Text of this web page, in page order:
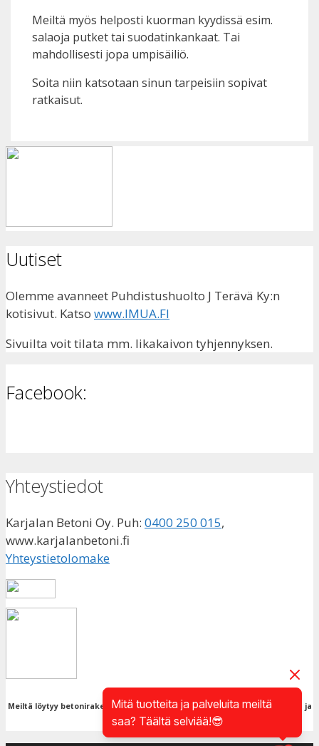
Mitä tuotteita ja palveluita meiltä
saa? Täältä selviää!😎
Meiltä myös helposti kuorman kyydissä esim.
salaoja putket tai suodatinkankaat. Tai
mahdollisesti jopa umpisäiliö.
Soita niin katsotaan sinun tarpeisiin sopivat
ratkaisut.
Uutiset
Olemme avanneet Puhdistushuolto J Terävä Ky:n
kotisivut. Katso www.IMUA.FI
Sivuilta voit tilata mm. likakaivon tyhjennyksen.
Facebook:
Yhteystiedot
Karjalan Betoni Oy. Puh: 0400 250 015,
www.karjalanbetoni.fi
Yhteystietolomake
Meiltä löytyy betonirakentamisen vaadittava sertifioinnit. Meillä myös LIVI ja
1.luokan pätevyydet.